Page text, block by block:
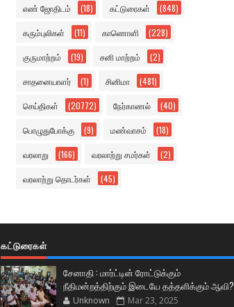
எண் ஜோதிடம் (18) கட்டுரைகள் (848)
கரும்புலிகள் (11) காணொளி (228)
குருமாற்றம் (19) சனி மாற்றம் (2)
சாதனையாளர் (1) சினிமா (481)
செய்திகள் (20772) நேர்காணல் (40)
பொழுதுபோக்கு (9) மண்வாசம் (18)
வரலாறு (166) வரலாற்று சமர்கள் (2)
வரலாற்று தொடர்கள் (45)
கட்டுரைகள்
சேனாதி : மார்ட்டின் ரோட்டுக்கும்
நீதிமன்றத்திற்கும் இடையே தத்தளிக்கும் ஆவி?
Unknown Mar 23, 2025